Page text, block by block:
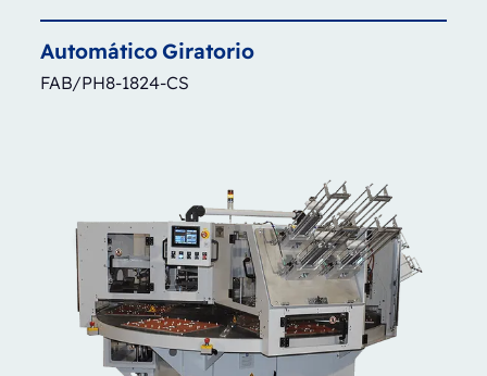
AutomáticoGiratorio
FAB/PH8-1824-CS